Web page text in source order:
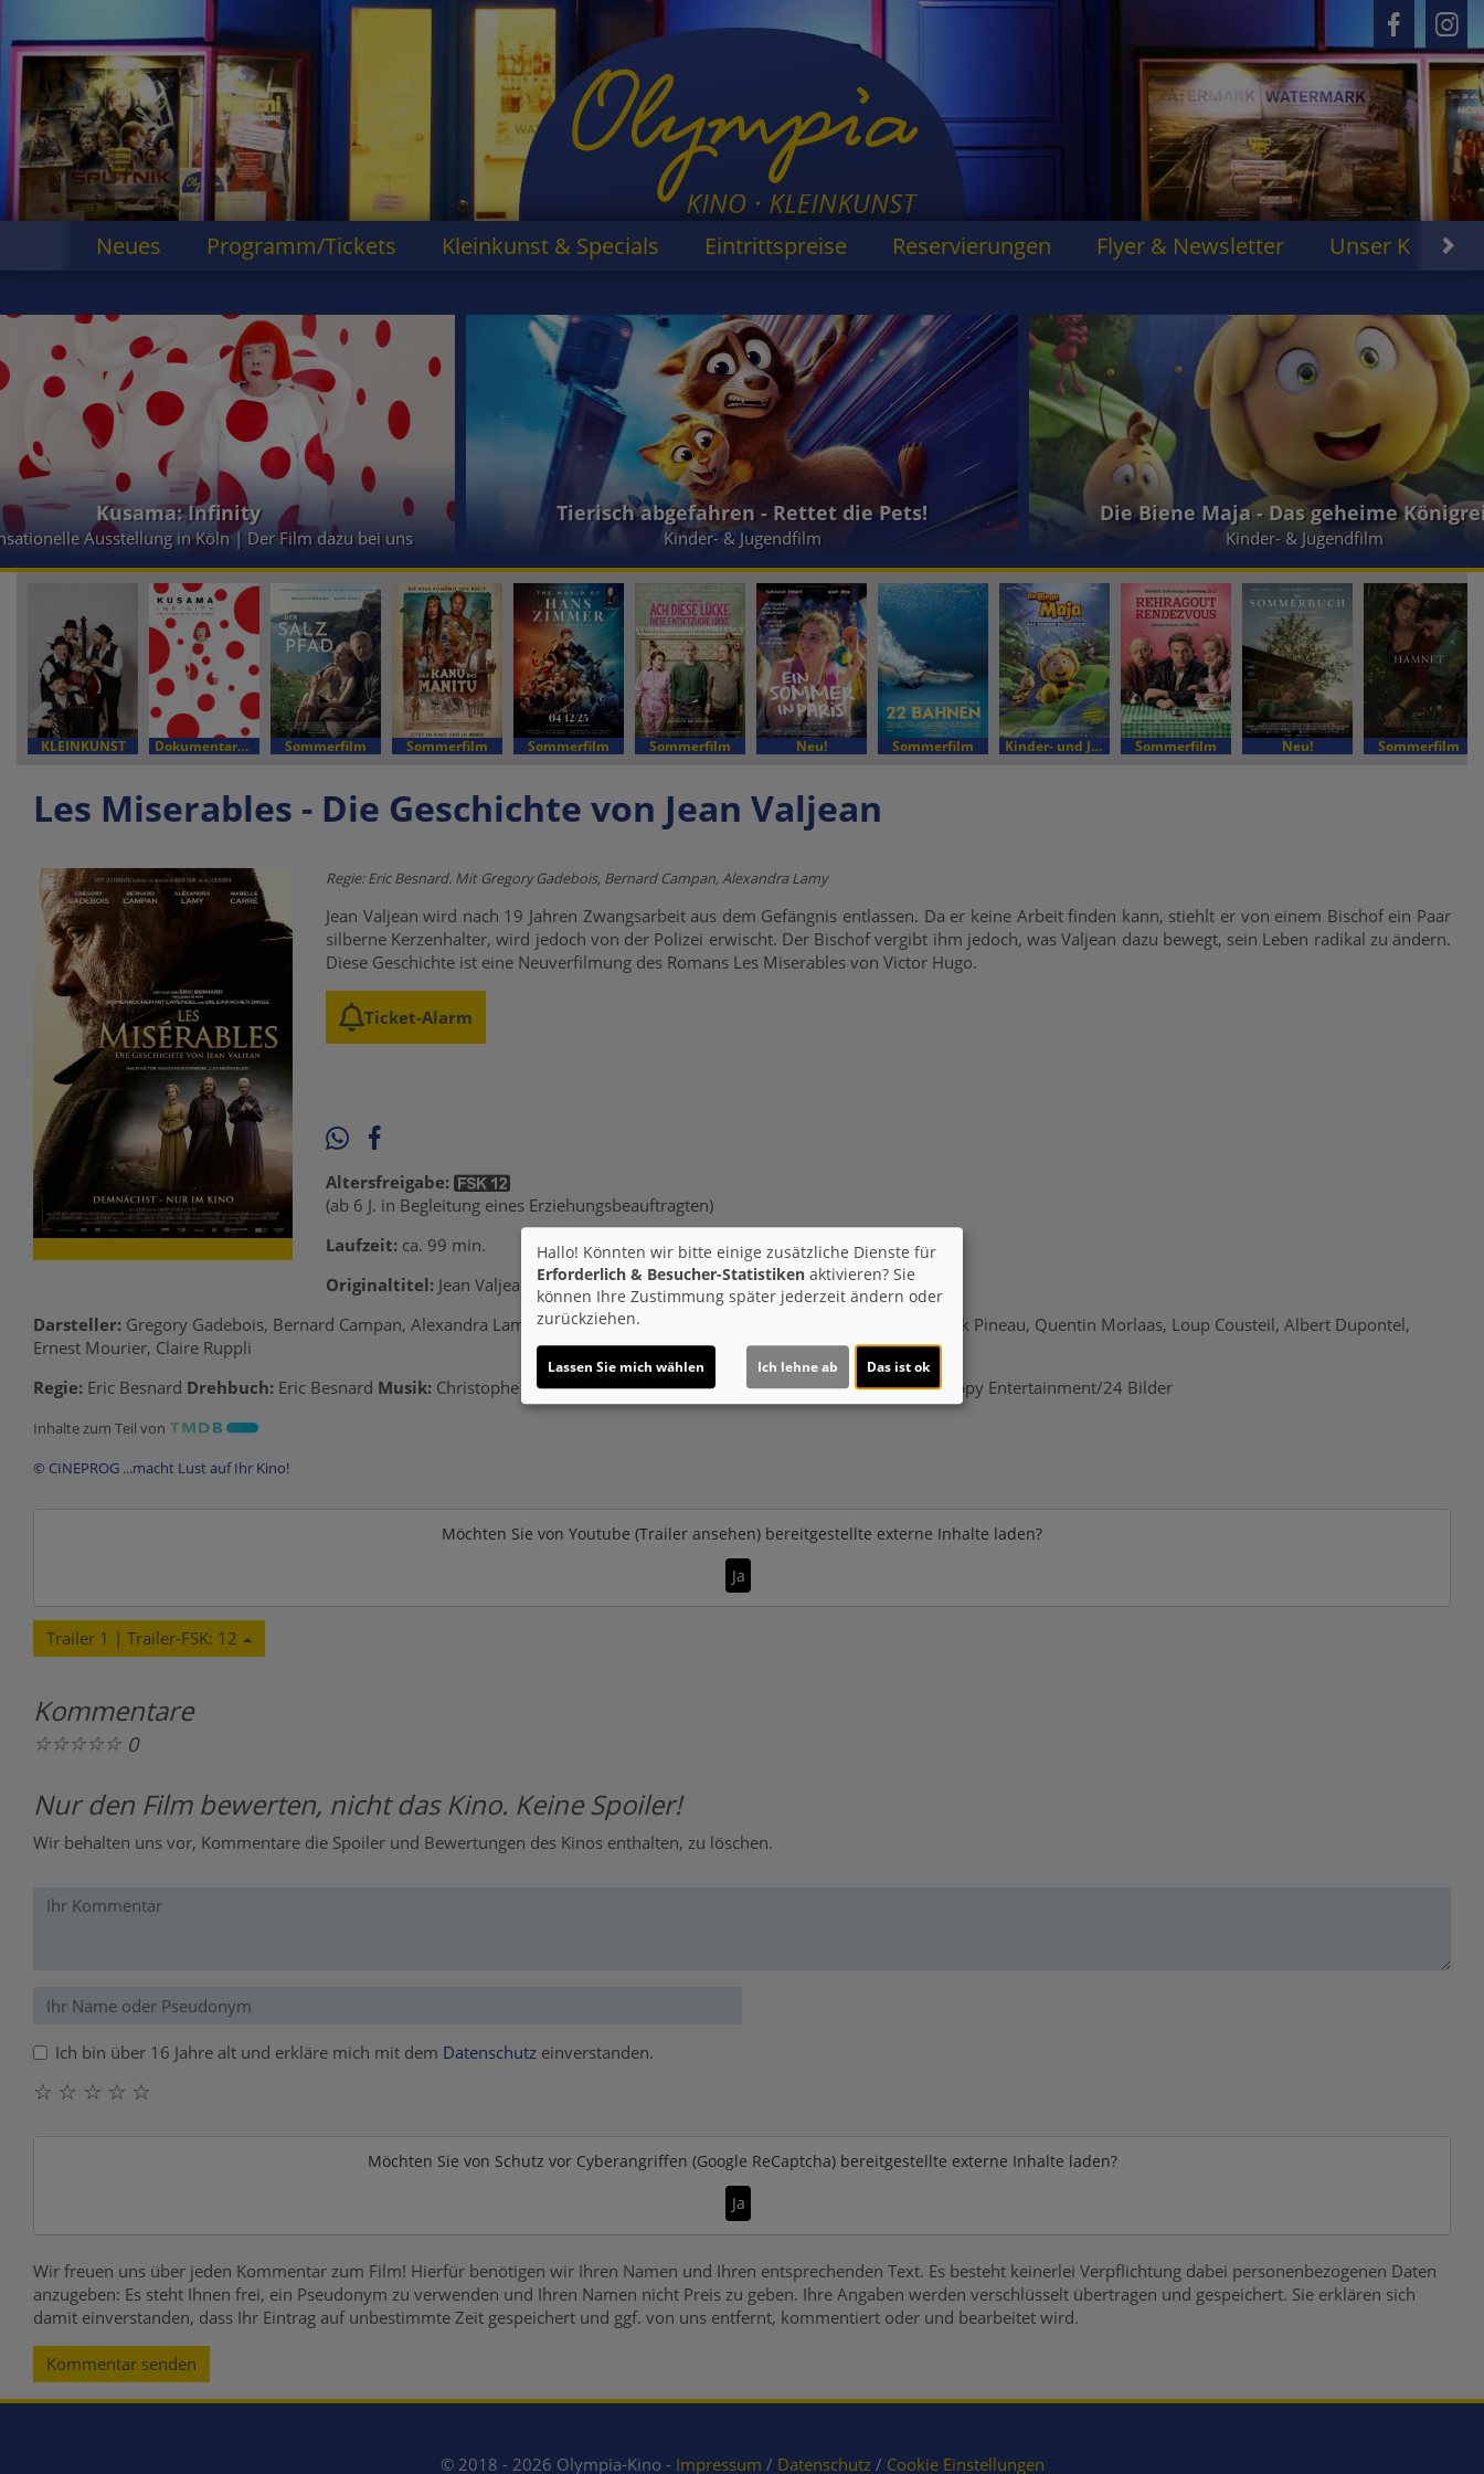
Neues Programm/Tickets Kleinkunst & Specials Eintrittspreise Reservierungen Flyer & Newsletter Unser Kino
Kusama: Infinity
Ausstellung in Köln | Der Film dazu bei uns
Tierisch abgefahren - Rettet die Pets!
Kinder- & Jugendfilm
Die Biene Maja - Das geheime
Kinder- & Jugendfilm
KLEINKUNST Dokumentarfilm Sommerfilm Sommerfilm Sommerfilm Sommerfilm Neu! Sommerfilm Kinder- und Jugendfilm Sommerfilm Neu! Sommerfilm
Les Miserables - Die Geschichte von Jean Valjean
Regie: Eric Besnard. Mit Gregory Gadebois, Bernard Campan, Alexandra Lamy
Jean Valjean wird nach 19 Jahren Zwangsarbeit aus dem Gefängnis entlassen. Da er keine Arbeit finden kann, stiehlt er von einem Bischof ein Paar
silberne Kerzenhalter, wird jedoch von der Polizei erwischt. Der Bischof vergibt ihm jedoch, was Valjean dazu bewegt, sein Leben radikal zu ändern.
Diese Geschichte ist eine Neuverfilmung des Romans Les Miserables von Victor Hugo.
Ticket-Alarm
Altersfreigabe:
(ab 6 J. in Begleitung eines Erziehungsbeauftragten)
Laufzeit: ca. 99 min.
Originaltitel: Jean Valjean
Darsteller: Gregory Gadebois, Bernard Campan, Alexandra Lamy, Isabelle Carre, Dominique Pinon, Romane Libert, Patrick Pineau, Quentin Morlaas, Loup Cousteil, Albert Dupontel,
Ernest Mourier, Claire Ruppli
Regie: Eric Besnard Drehbuch: Eric Besnard Musik: Christophe Julien Genre: Drama Land: Frankreich 2025 Verleih:Happy Entertainment/24 Bilder
Inhalte zum Teil von
© CINEPROG ...macht Lust auf Ihr Kino!
Möchten Sie von Youtube (Trailer ansehen) bereitgestellte externe Inhalte laden?
Ja
Trailer 1 | Trailer-FSK: 12
Kommentare
☆☆☆☆☆ 0
Nur den Film bewerten, nicht das Kino. Keine Spoiler!
Wir behalten uns vor, Kommentare die Spoiler und Bewertungen des Kinos enthalten, zu löschen.
Ich bin über 16 Jahre alt und erkläre mich mit dem Datenschutz einverstanden.
☆
☆
☆
☆
☆
Möchten Sie von Schutz vor Cyberangriffen (Google ReCaptcha)bereitgestellte externe Inhalte laden?
Ja
Wir freuen uns über jeden Kommentar zum Film! Hierfür benötigen wir Ihren Namen und Ihren entsprechenden Text. Es besteht keinerlei Verpflichtung dabei personenbezogenen Daten
anzugeben: Es steht Ihnen frei, ein Pseudonym zu verwenden und Ihren Namen nicht Preis zu geben. Ihre Angaben werden verschlüsselt übertragen und gespeichert. Sie erklären sich
damit einverstanden, dass Ihr Eintrag auf unbestimmte Zeit gespeichert und ggf. von uns entfernt, kommentiert oder und bearbeitet wird.
Kommentar senden
© 2018 - 2026 Olympia-Kino - Impressum / Datenschutz/ Cookie Einstellungen
Hallo! Könnten wir bitte einige zusätzliche Dienste für
Erforderlich & Besucher-Statistiken aktivieren? Sie
können Ihre Zustimmung später jederzeit ändern oder
zurückziehen.
Lassen Sie mich wählen Ich lehne ab Das ist ok